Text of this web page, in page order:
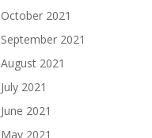
October 2021
September 2021
August 2021
July 2021
June 2021
May 2021